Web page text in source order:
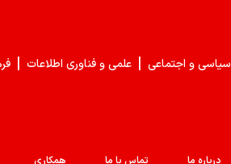
سیاسی و اجتماعی | علمی و فناوری اطلاعات |
درباره ما تماس با ما همکاری